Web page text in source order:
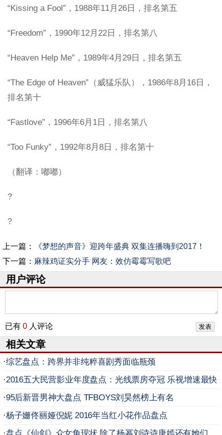
“Kissing a Fool”，1988年11月26日，排名第五
“Freedom”，1990年12月22日，排名第八
“Heaven Help Me”，1989年4月29日，排名第五
“The Edge of Heaven”（威猛乐队），1986年8月16日，
排名第十
“Fastlove”，1996年6月1日，排名第八
“Too Funky”，1992年8月8日，排名第十
（翻译：嘟嘟）
?
?
上一篇：
《梦想的声音》迎跨年盛典 双集连播嗨到2017！
下一篇： 麻辣鸡证实分手 网友：效仿霉霉写歌吧
用户评论
已有 0 人评论
相关文章
·综艺盘点：跨界并非纯粹喜剧秀面临瓶颈
·2016五大民营影业年度盘点：光线票房夺冠 乐视增速最快
·95后新晋男神大盘点 TFBOYS刘昊然榜上有名
·杨子姗佟丽娅倪妮 2016年当红小花作品盘点